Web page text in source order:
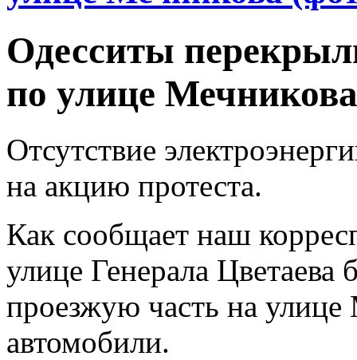
Одесситы
по улице
Отсутствие
на акцию протеста.
Как сообщает наш
улице Генерала Цветаева
проезжую часть на
автомобили.